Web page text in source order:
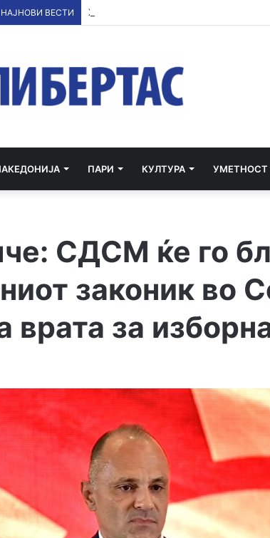
НАЈНОВИ ВЕСТИ ХИПЕРХЛОРИРАЊЕ НА ТАЛОГОТ
ПАРИ КУЛТУРА УМЕТНОСТ
СДСМ ќе го
законик во
врата за